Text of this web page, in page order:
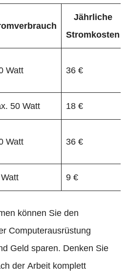
Jährliche
Stromkosten
Watt 36 €
50 Watt 18 €
Watt 36 €
9 €
können Sie den
Computerausrüstung
Geld sparen. Denken Sie
der Arbeit komplett